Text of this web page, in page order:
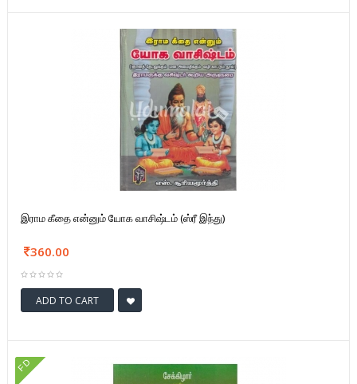
இராம கீதை என்னும் யோக வாசிஷ்டம் (ஸ்ரீ இந்து)
360.00
ADD TO CART
FD